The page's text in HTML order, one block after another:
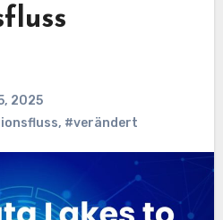
2025
, #verändert